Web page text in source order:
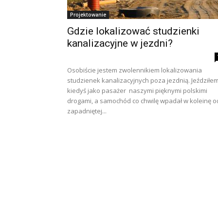
Projektowanie
Gdzie lokalizować studzienki
kanalizacyjne w jezdni?
Osobiście jestem zwolennikiem lokalizowania
studzienek kanalizacyjnych poza jezdnią. Jeździłem
kiedyś jako pasażer naszymi pięknymi polskimi
drogami, a samochód co chwilę wpadał w koleinę
zapadniętej...